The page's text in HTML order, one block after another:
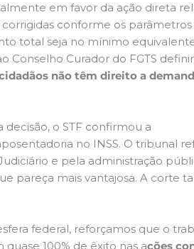
em favor da ação direta
conforme os parâmetros
total seja no mínimo
Conselho Curador do FGTS
não têm direito a
decisão, o STF confirmou a
no INSS. O tribunal
e pela administração
pareça mais vantajosa. A corte
federal, reforçamos que o
100% de êxito nas ações